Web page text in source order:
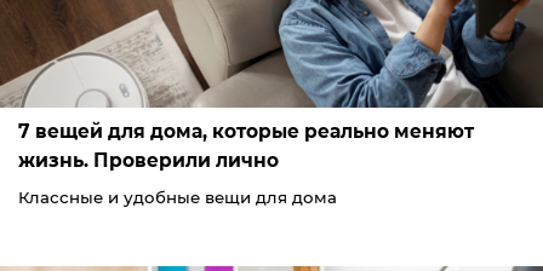
7 вещей для дома, которые реально меняют
жизнь. Проверили лично
Классные и удобные вещи для дома